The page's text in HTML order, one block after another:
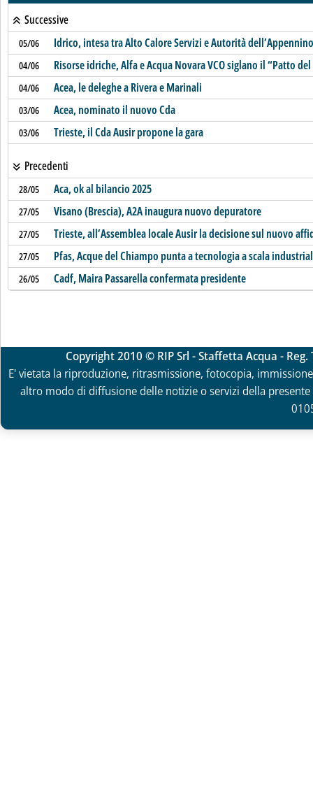
Successive
05/06 Idrico, intesa tra Alto Calore Servizi e Autorità
04/06 Risorse idriche, Alfa e Acqua Novara VCO siglano il “Patto
04/06 Acea, le deleghe a Rivera e Marinali
03/06 Acea, nominato il nuovo Cda
03/06 Trieste, il Cda Ausir propone la gara
Precedenti
28/05 Aca, ok al bilancio 2025
27/05 Visano (Brescia), A2A inaugura nuovo depuratore
27/05 Trieste, all’Assemblea locale Ausir la decisione sul nuovo
27/05 Pfas, Acque del Chiampo punta a tecnologia a scala
26/05 Cadf, Maira Passarella confermata presidente
Copyright 2010 © RIP Srl - Staffetta Acqua -
E' vietata la riproduzione, ritrasmissione, fotocopia,
altro modo di diffusione delle notizie o servizi della